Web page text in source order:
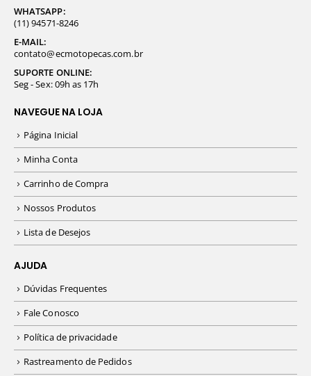
WHATSAPP:
(11) 94571-8246
E-MAIL:
contato@ecmotopecas.com.br
SUPORTE ONLINE:
Seg - Sex: 09h as 17h
NAVEGUE NA LOJA
Página Inicial
Minha Conta
Carrinho de Compra
Nossos Produtos
Lista de Desejos
AJUDA
Dúvidas Frequentes
Fale Conosco
Política de privacidade
Rastreamento de Pedidos